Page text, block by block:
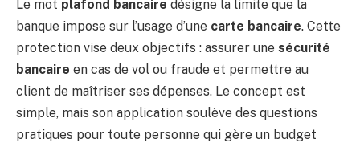
Le mot plafond bancaire désigne la limite que la
banque impose sur l’usage d’une carte bancaire. Cette
protection vise deux objectifs : assurer une sécurité
bancaire en cas de vol ou fraude et permettre au
client de maîtriser ses dépenses. Le concept est
simple, mais son application soulève des questions
pratiques pour toute personne qui gère un budget